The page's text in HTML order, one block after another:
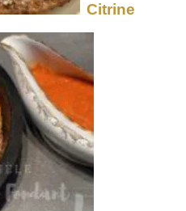
Citrine